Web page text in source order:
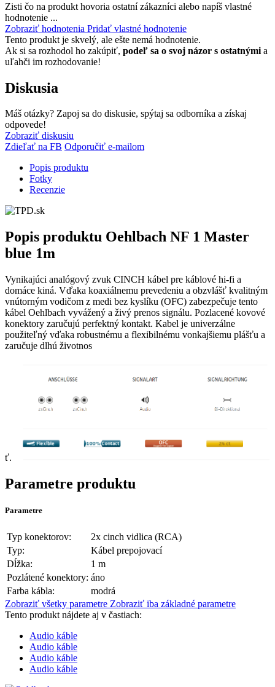
Zisti čo na produkt hovoria ostatní zákazníci alebo napíš vlastné
hodnotenie ...
Zobraziť hodnotenia Pridať vlastné hodnotenie
Tento produkt je skvelý, ale ešte nemá hodnotenie.
Ak si sa rozhodol ho zakúpiť, podeľ sa o svoj názor s ostatnými a
uľahči im rozhodovanie!
Diskusia
Máš otázky? Zapoj sa do diskusie, spýtaj sa odborníka a získaj
odpovede!
Zobraziť diskusiu
Zdieľať na FB Odporučiť e-mailom
Popis produktu
Fotky
Recenzie
Popis produktu Oehlbach NF 1 Master
blue 1m
Vynikajúci analógový zvuk CINCH kábel pre káblové hi-fi a
domáce kiná. Vďaka koaxiálnemu prevedeniu a obzvlášť kvalitným
vnútorným vodičom z medi bez kyslíku (OFC) zabezpečuje tento
kábel Oehlbach vyvážený a živý prenos signálu. Pozlacené kovové
konektory zaručujú perfektný kontakt. Kabel je univerzálne
použiteľný vďaka robustnému a flexibilnému vonkajšiemu plášťu a
zaručuje dlhú životnos
ť.
Parametre produktu
Parametre
Typ konektorov:
2x cinch vidlica (RCA)
Typ:
Kábel prepojovací
Dĺžka:
1 m
Pozlátené konektory: áno
Farba kábla:
modrá
Zobraziť všetky parametre Zobraziť iba základné parametre
Tento produkt nájdete aj v častiach:
Audio káble
Audio káble
Audio káble
Audio káble